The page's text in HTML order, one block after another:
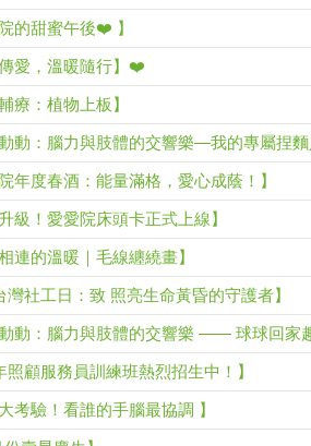
的甜蜜午後❤️ 】
愛，溫暖隨行】❤️
療：植物上板】
動：腦力與肢體的交響樂—我的專屬捏
年度春酒：能量滿格，愛心成蔭！】
級！愛愛院床頭卡正式上線】
連的溫暖｜毛線纏繞畫】
灣社工日：致 照亮生命黃昏的守護者】
動：腦力與肢體的交響樂 —— 球球回家
照顧服務員訓練班熱烈招生中！】
考驗！看誰的手腦最協調 】